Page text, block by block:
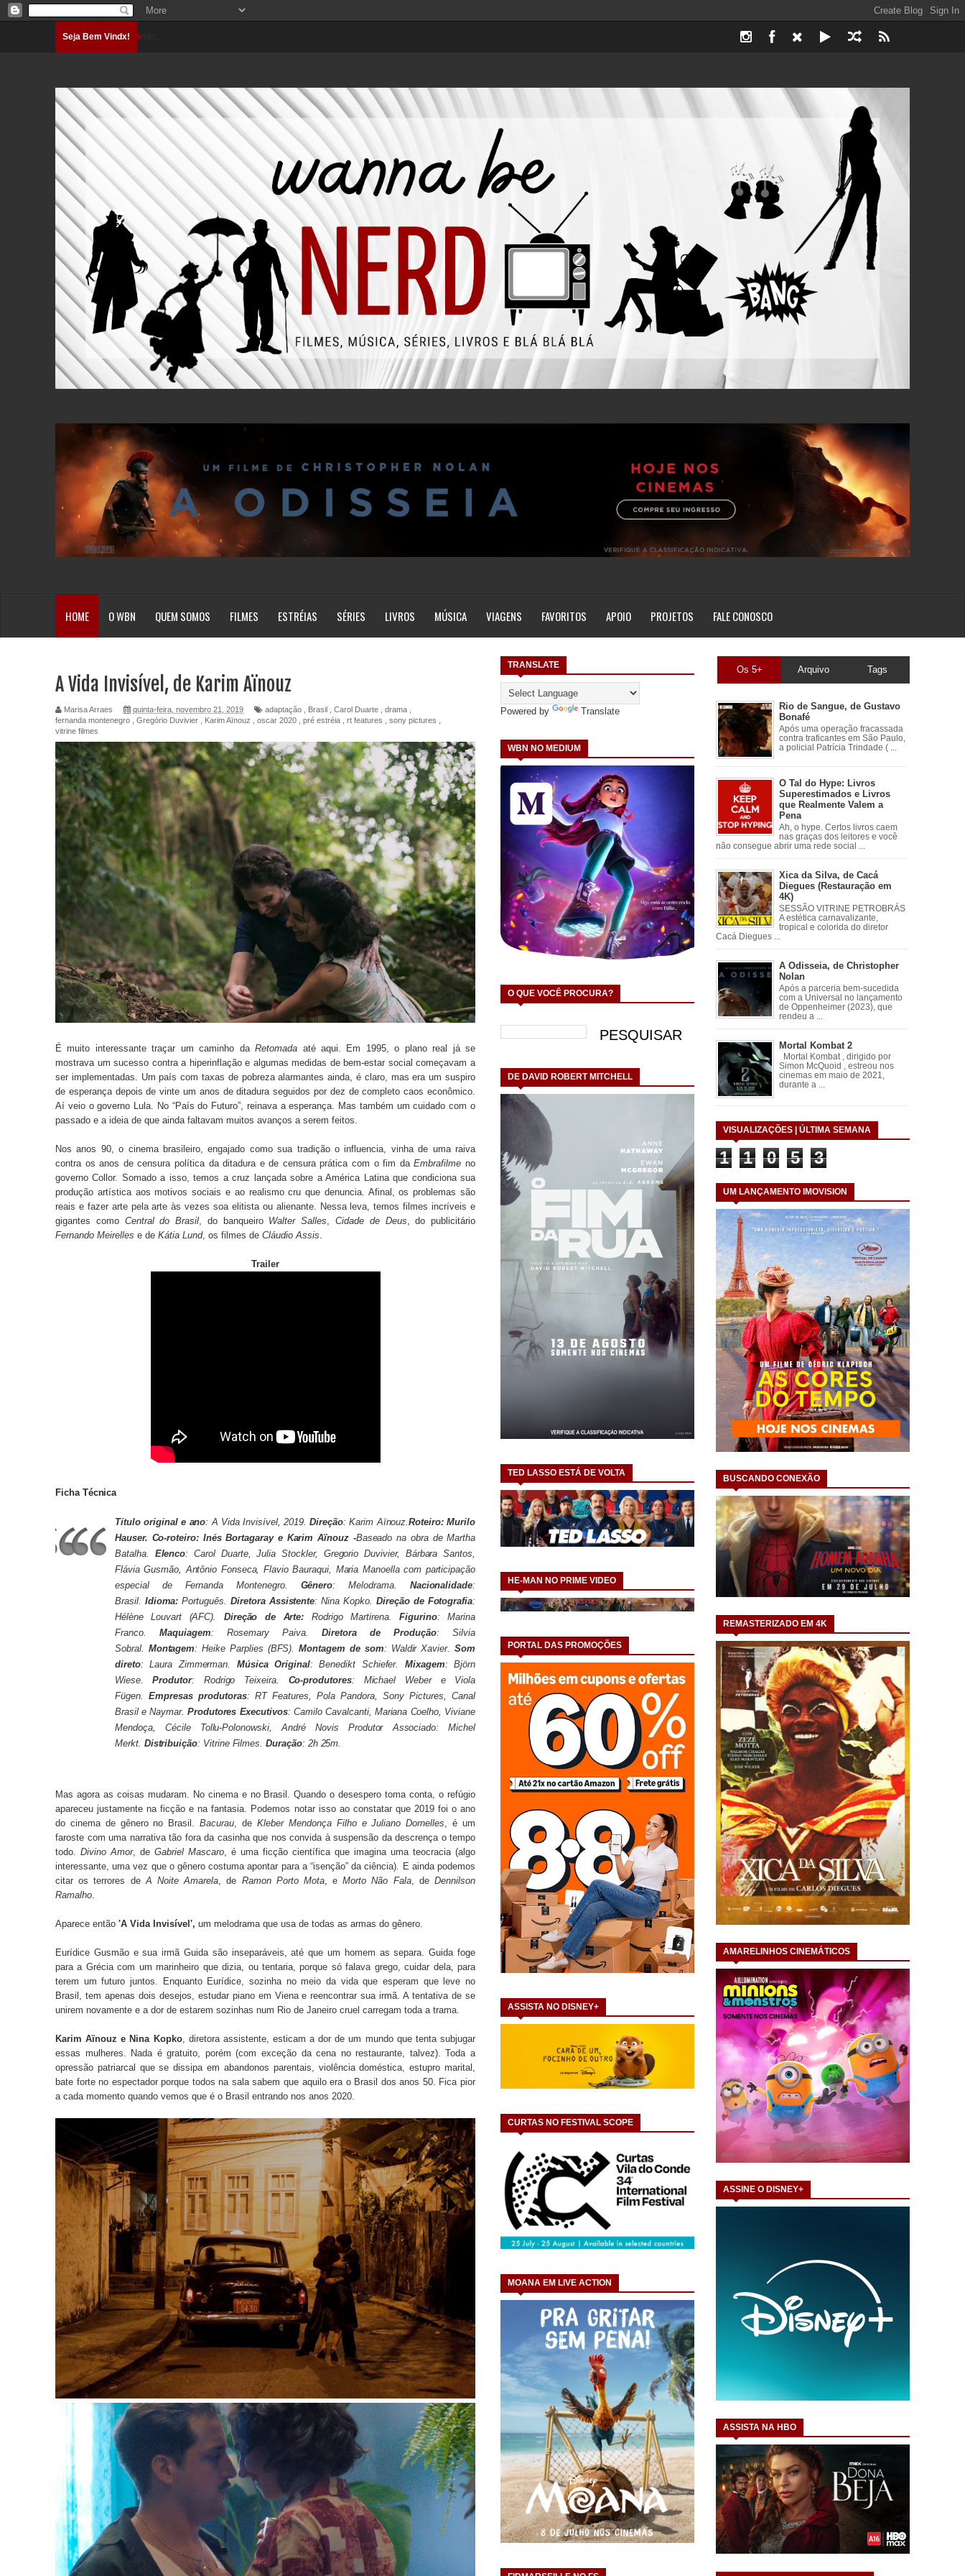
Seja Bem Vindx!Carregando...
HOME O WBN QUEM SOMOS FILMES ESTRÉIAS SÉRIES LIVROS MÚSICA VIAGENS FAVORITOS APOIO PROJETOS FALE CONOSCO
TRANSLATE
Powered by Translate
WBN NO MEDIUM
O QUE VOCÊ PROCURA?
DE DAVID ROBERT MITCHELL
TED LASSO ESTÁ DE VOLTA
HE-MAN NO PRIME VIDEO
PORTAL DAS PROMOÇÕES
ASSISTA NO DISNEY+
CURTAS NO FESTIVAL SCOPE
MOANA EM LIVE ACTION
A Vida Invisível, de Karim Aïnouz
Marisa Arraes quinta-feira, novembro 21, 2019 adaptação , Brasil , Carol Duarte , drama ,
fernanda montenegro , Gregório Duvivier , Karim Aïnouz , oscar 2020 , pré estréia , rt features , sony pictures ,
vitrine filmes
É muito interessante traçar um caminho daRetomada até aqui. Em 1995, o plano real já se
mostrava um sucesso contra a hiperinflação e algumas medidas de bem-estar social começavam a
ser implementadas. Um país com taxas de pobreza alarmantes ainda, é claro, mas era um suspiro
de esperança depois de vinte um anos de ditadura seguidos por dez de completo caos econômico.
Aí veio o governo Lula. No “País do Futuro”, reinava a esperança. Mas também um cuidado com o
passado e a ideia de que ainda faltavam muitos avanços a serem feitos.
Nos anos 90, o cinema brasileiro, engajado como sua tradição o influencia, vinha de uma raiva
contra os anos de censura política da ditadura e de censura prática com o fim daEmbrafilme no
governo Collor. Somado a isso, temos a cruz lançada sobre a América Latina que condiciona sua
produção artística aos motivos sociais e ao realismo cru que denuncia. Afinal, os problemas são
reais e fazer arte pela arte às vezes soa elitista ou alienante. Nessa leva, temos filmes incríveis e
gigantes como Central do Brasil , do banqueiro Walter Salles Cidade de Deus , do publicitário
Fernando Meirelles e de Kátia Lund, os filmes de Cláudio Assis
Trailer
Ficha Técnica
Título original e ano: A Vida Invisível, 2019. Direção: Karim Aïnouz.Roteiro: Murilo
Hauser. Co-roteiro: Inés Bortagaray e Karim Aïnouz -Baseado na obra de Martha
Batalha.
Elenco: Carol Duarte, Julia Stockler, Gregorio Duvivier, Bárbara Santos,
Flávia Gusmão, Antônio Fonseca, Flavio Bauraqui, Maria Manoella com participação
especial de Fernanda Montenegro.
Gênero: Melodrama. Nacionalidade:
Brasil. Idioma: Português. Diretora Assistente: Nina Kopko. Direção de Fotografia:
Hélène Louvart (AFC).
Direção de Arte: Rodrigo Martirena. Figurino: Marina
Franco.
Maquiagem: Rosemary Paiva. Diretora de Produção: Silvia
Sobral.
Montagem: Heike Parplies (BFS). Montagem de som: Waldir Xavier.
Som
direto: Laura Zimmerman. Música Original: Benedikt Schiefer. Mixagem: Björn
Wiese.
Produtor: Rodrigo Teixeira. Co-produtores: Michael Weber e Viola
Fügen.
Empresas produtoras: RT Features, Pola Pandora, Sony Pictures, Canal
Brasil e Naymar. Produtores Executivos: Camilo Cavalcanti, Mariana Coelho, Viviane
Mendoça, Cécile Tollu-Polonowski, André Novis Produtor Associado: Michel
Merkt. Distribuição: Vitrine Filmes. Duração: 2h 25m.
Mas agora as coisas mudaram. No cinema e no Brasil. Quando o desespero toma conta, o refúgio
apareceu justamente na ficção e na fantasia. Podemos notar isso ao constatar que 2019 foi o ano
do cinema de gênero no Brasil.Bacurau , de Kleber Mendonça Filho e Juliano Dornelles , é um
faroste com uma narrativa tão fora da casinha que nos convida à suspensão da descrença o tempo
todo. Divino Amor, de Gabriel Mascaro , é uma ficção científica que imagina uma teocracia (algo
interessante, uma vez que o gênero costuma apontar para a “isenção” da ciência). E ainda podemos
citar os terrores de A Noite Amarela , de Ramon Porto Mota, eMorto Não Fala, de Dennilson
Ramalho
Aparece então 'A Vida Invisível', um melodrama que usa de todas as armas do gênero.
Eurídice Gusmão e sua irmã Guida são inseparáveis, até que um homem as separa. Guida foge
para a Grécia com um marinheiro que dizia, ou tentaria, porque só falava grego, cuidar dela, para
terem um futuro juntos. Enquanto Eurídice, sozinha no meio da vida que esperam que leve no
Brasil,
tem apenas dois desejos, estudar piano em Viena e reencontrar sua irmã. A tentativa de se
unirem novamente e a dor de estarem sozinhas num Rio de Janeiro cruel carregam toda a trama.
Karim Aïnouz e Nina Kopko, diretora assistente, esticam a dor de um mundo que tenta subjugar
essas mulheres. Nada é gratuito, porém (com exceção da cena no restaurante, talvez). Toda a
opressão patriarcal que se dissipa em abandonos parentais, violência doméstica, estupro marital,
bate forte no espectador porque todos na sala sabem que aquilo era o Brasil dos anos 50. Fica pior
a cada momento quando vemos que é o Brasil entrando nos anos 2020.
Os 5+ Arquivo Tags
Rio de Sangue, de Gustavo
Bonafé
Após uma operação fracassada
contra traficantes em São Paulo,
a policial Patrícia Trindade ( ...
O Tal do Hype: Livros
Superestimados e Livros
que Realmente Valem a
Pena
Ah, o hype. Certos livros caem
nas graças dos leitores e você
não consegue abrir uma rede social ...
Xica da Silva, de Cacá
Diegues (Restauração em
4K)
SESSÃO VITRINE PETROBRÁS
A estética carnavalizante,
tropical e colorida do diretor
Cacá Diegues ...
A Odisseia, de Christopher
Nolan
Após a parceria bem-sucedida
com a Universal no lançamento
de Oppenheimer (2023), que
rendeu a ...
Mortal Kombat 2
Mortal Kombat , dirigido por
Simon McQuoid , estreou nos
cinemas em maio de 2021,
durante a ...
VISUALIZAÇÕES | ÚLTIMA SEMANA
1 1 0 5 3
UM LANÇAMENTO IMOVISION
BUSCANDO CONEXÃO
REMASTERIZADO EM 4K
AMARELINHOS CINEMÁTICOS
ASSINE O DISNEY+
ASSISTA NA HBO